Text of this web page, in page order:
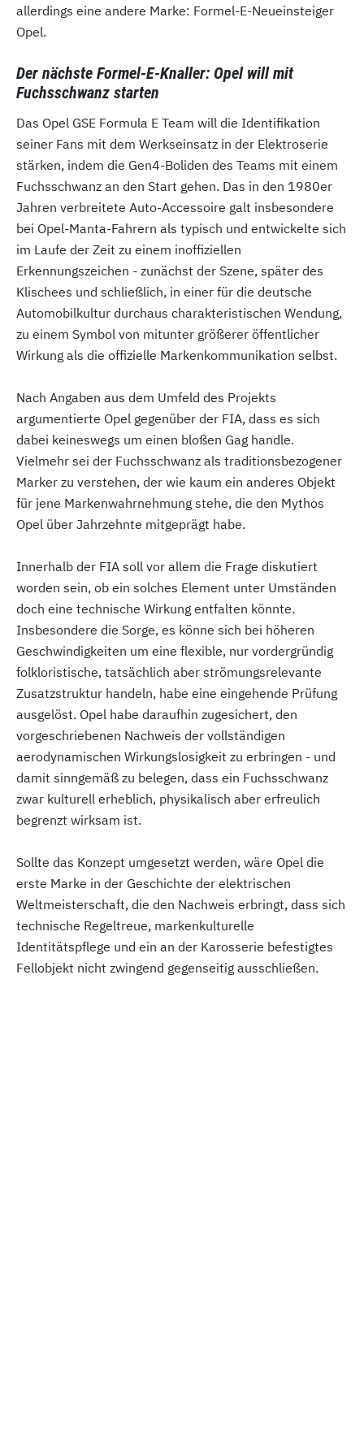
allerdings eine andere Marke: Formel-E-Neueinsteiger
Opel.
Der nächste Formel-E-Knaller: Opel will mit
Fuchsschwanz starten
Das Opel GSE Formula E Team will die Identifikation
seiner Fans mit dem Werkseinsatz in der Elektroserie
stärken, indem die Gen4-Boliden des Teams mit einem
Fuchsschwanz an den Start gehen. Das in den 1980er
Jahren verbreitete Auto-Accessoire galt insbesondere
bei Opel-Manta-Fahrern als typisch und entwickelte sich
im Laufe der Zeit zu einem inoffiziellen
Erkennungszeichen - zunächst der Szene, später des
Klischees und schließlich, in einer für die deutsche
Automobilkultur durchaus charakteristischen Wendung,
zu einem Symbol von mitunter größerer öffentlicher
Wirkung als die offizielle Markenkommunikation selbst.
Nach Angaben aus dem Umfeld des Projekts
argumentierte Opel gegenüber der FIA, dass es sich
dabei keineswegs um einen bloßen Gag handle.
Vielmehr sei der Fuchsschwanz als traditionsbezogener
Marker zu verstehen, der wie kaum ein anderes Objekt
für jene Markenwahrnehmung stehe, die den Mythos
Opel über Jahrzehnte mitgeprägt habe.
Innerhalb der FIA soll vor allem die Frage diskutiert
worden sein, ob ein solches Element unter Umständen
doch eine technische Wirkung entfalten könnte.
Insbesondere die Sorge, es könne sich bei höheren
Geschwindigkeiten um eine flexible, nur vordergründig
folkloristische, tatsächlich aber strömungsrelevante
Zusatzstruktur handeln, habe eine eingehende Prüfung
ausgelöst. Opel habe daraufhin zugesichert, den
vorgeschriebenen Nachweis der vollständigen
aerodynamischen Wirkungslosigkeit zu erbringen - und
damit sinngemäß zu belegen, dass ein Fuchsschwanz
zwar kulturell erheblich, physikalisch aber erfreulich
begrenzt wirksam ist.
Sollte das Konzept umgesetzt werden, wäre Opel die
erste Marke in der Geschichte der elektrischen
Weltmeisterschaft, die den Nachweis erbringt, dass sich
technische Regeltreue, markenkulturelle
Identitätspflege und ein an der Karosserie befestigtes
Fellobjekt nicht zwingend gegenseitig ausschließen.